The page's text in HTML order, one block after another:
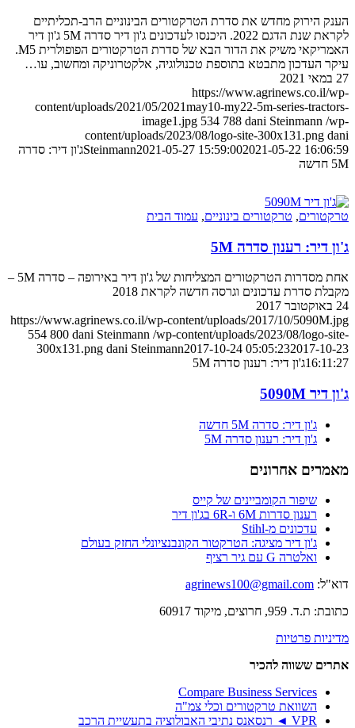
הענק הירוק מחדש את סדרת הטרקטורים הבינוניים הרב-תכליתיים
לקראת שנת הדגם 2022. היכנסו לעדכונים ג'ון דיר סדרה 5M ג'ון דיר
האמריקאי משיק את הדור הבא של סדרת הטרקטורים הפופולרית M5.
עיקר העדכון מתבטא בתוספת טכנולוגיה, אלקטרוניקה ומחשוב, עו…
27 במאי 2021
https://www.agrinews.co.il/wp-
content/uploads/2021/05/2021may10-my22-5m-series-tractors-
image1.jpg 534 788 dani Steinmann /wp-
content/uploads/2023/08/logo-site-300x131.png dani
Steinmann2021-05-27 15:59:002021-05-22 16:06:59
ג'ון דיר: סדרה
5M חדשה
טרקטורים, טרקטורים בינוניים, עמוד הבית
ג'ון דיר: רענון סדרה 5M
אחת מסדרות הטרקטורים המצליחות של ג'ון דיר באירופה – סדרה 5M –
מקבלת סדרת עדכונים וגרסה חדשה לקראת 2018
24 באוקטובר 2017
https://www.agrinews.co.il/wp-content/uploads/2017/10/5090M.jpg
554 800 dani Steinmann /wp-content/uploads/2023/08/logo-site-
300x131.png dani Steinmann2017-10-24 05:05:232017-10-23
16:11:27ג'ון דיר: רענון סדרה 5M
ג'ון דיר 5090M
ג'ון דיר: סדרה 5M חדשה
ג'ון דיר: רענון סדרה 5M
מאמרים אחרונים
שיפור הקומביינים של קייס
רענון סדרות 6M ו-6R בג'ון דיר
עדכונים מ-Stihl
ג'ון דיר מציגה: הטרקטור הקונבנציונלי החזק בעולם
ואלטרה G עם גיר רציף
דוא"ל: agrinews100@gmail.com
כתובת: ת.ד. 959, חרוצים, מיקוד 60917
מדיניות פרטיות
אתרים ששווה להכיר
Compare Business Services
השוואת טרקטורים וכלי צמ"ה
VPR ◄ רנסאנס נתיבי האבולוציה בתעשיית הרכב